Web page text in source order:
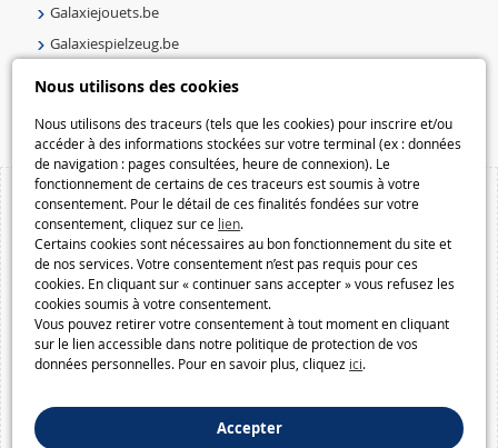
Nous utilisons des cookies
Nous utilisons des traceurs (tels que les cookies) pour inscrire et/ou
accéder à des informations stockées sur votre terminal (ex : données
de navigation : pages consultées, heure de connexion). Le
fonctionnement de certains de ces traceurs est soumis à votre
consentement. Pour le détail de ces finalités fondées sur votre
consentement, cliquez sur ce lien.
Certains cookies sont nécessaires au bon fonctionnement du site et
de nos services. Votre consentement n’est pas requis pour ces
cookies. En cliquant sur « continuer sans accepter » vous refusez les
cookies soumis à votre consentement.
Vous pouvez retirer votre consentement à tout moment en cliquant
sur le lien accessible dans notre politique de protection de vos
données personnelles. Pour en savoir plus, cliquez ici.
Accepter
Galaxiejouets.be
Galaxiespielzeug.be